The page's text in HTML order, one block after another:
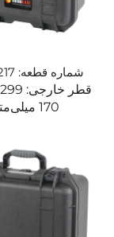
شماره قطعه: RPC1217
170 میلی‌متر